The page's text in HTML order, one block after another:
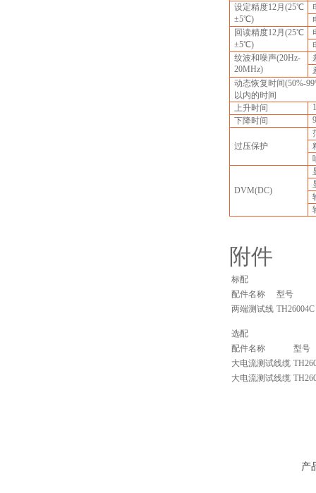
设定精度12月(25℃
±5℃)
回读精度12月(25℃
±5℃)
纹波和噪声(20Hz-
20MHz)
动态恢复时间(50%-
以内的时间
上升时间
下降时间
过压保护
DVM(DC)
附件
标配
配件名称
型号
两端测试线 TH26004C
选配
配件名称
型号
大电流测试线缆
大电流测试线缆
产